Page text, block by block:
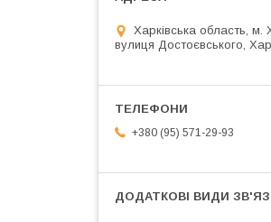
Харківська область, м.
вулиця Достоєвського,
+380 (95) 571-29-93